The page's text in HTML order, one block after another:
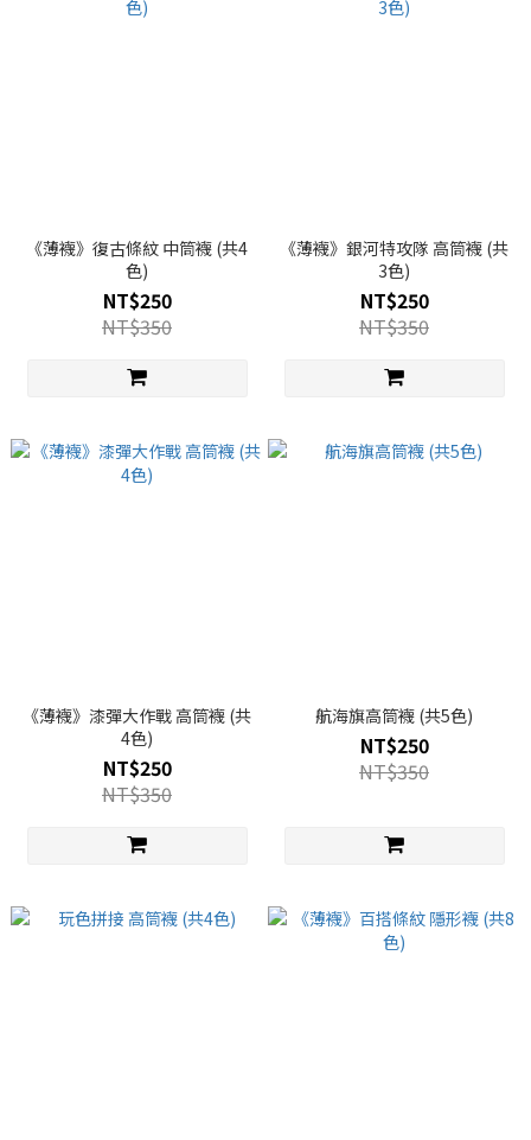
《薄襪》復古條紋 中筒襪 (共4
色)
NT$250
NT$350
《薄襪》銀河特攻隊 高筒襪 (共
3色)
NT$250
NT$350
《薄襪》漆彈大作戰 高筒襪 (共
4色)
NT$250
NT$350
航海旗高筒襪 (共5色)
NT$250
NT$350